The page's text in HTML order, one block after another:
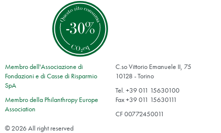
Membro dell'Associazione di
Fondazioni e di Casse di Risparmio
SpA
Membro della Philanthropy Europe
Association
C.so Vittorio Emanuele II, 75
10128 - Torino
Tel. +39 011 15630100
Fax +39 011 15630111
CF 00772450011
© 2026 All right reserved